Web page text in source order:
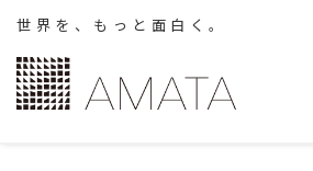
世界を、もっと面白く。